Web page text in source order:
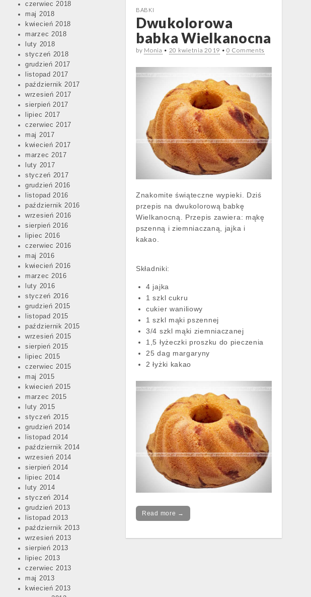
czerwiec 2018
maj 2018
kwiecień 2018
marzec 2018
luty 2018
styczeń 2018
grudzień 2017
listopad 2017
październik 2017
wrzesień 2017
sierpień 2017
lipiec 2017
czerwiec 2017
maj 2017
kwiecień 2017
marzec 2017
luty 2017
styczeń 2017
grudzień 2016
listopad 2016
październik 2016
wrzesień 2016
sierpień 2016
lipiec 2016
czerwiec 2016
maj 2016
kwiecień 2016
marzec 2016
luty 2016
styczeń 2016
grudzień 2015
listopad 2015
październik 2015
wrzesień 2015
sierpień 2015
lipiec 2015
czerwiec 2015
maj 2015
kwiecień 2015
marzec 2015
luty 2015
styczeń 2015
grudzień 2014
listopad 2014
październik 2014
wrzesień 2014
sierpień 2014
lipiec 2014
luty 2014
styczeń 2014
grudzień 2013
listopad 2013
październik 2013
wrzesień 2013
sierpień 2013
lipiec 2013
czerwiec 2013
maj 2013
kwiecień 2013
BABKI
Dwukolorowa
babka Wielkanocna
by Monia • 20 kwietnia 2019 •0 Comments
Znakomite świąteczne wypieki. Dziś
przepis na dwukolorową babkę
Wielkanocną. Przepis zawiera: mąkę
pszenną i ziemniaczaną, jajka i
kakao.
Składniki:
4 jajka
1 szkl cukru
cukier waniliowy
1 szkl mąki pszennej
3/4 szkl mąki ziemniaczanej
1,5 łyżeczki proszku do pieczenia
25 dag margaryny
2 łyżki kakao
Read more →